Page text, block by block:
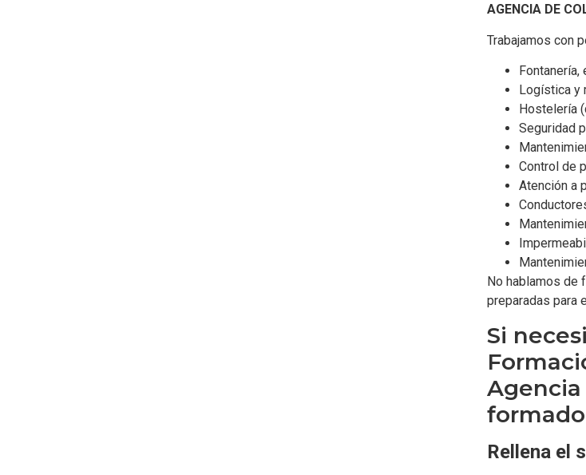
AGENCIA DE
Trabajamos con
Logística y
Hostelería
Seguridad
Control de
Atención a
No hablamos de
preparadas para
Si
Rellena el